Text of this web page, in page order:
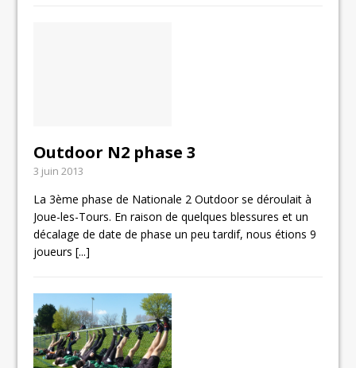
Outdoor N2 phase 3
3 juin 2013
La 3ème phase de Nationale 2 Outdoor se déroulait à
Joue-les-Tours. En raison de quelques blessures et un
décalage de date de phase un peu tardif, nous étions 9
joueurs[...]